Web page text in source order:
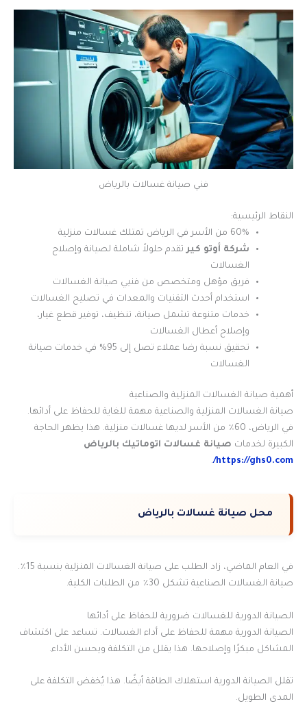
فني صيانة غسالات بالرياض
النقاط الرئيسية:
60% من الأسر في الرياض تمتلك غسالات منزلية
شركة أوتو كير تقدم حلولاً شاملة لصيانة وإصلاح
الغسالات
فريق مؤهل ومتخصص من فنيي صيانة الغسالات
استخدام أحدث التقنيات والمعدات في تصليح الغسالات
خدمات متنوعة تشمل صيانة، تنظيف، توفير قطع غيار،
وإصلاح أعطال الغسالات
تحقيق نسبة رضا عملاء تصل إلى 95% في خدمات صيانة
الغسالات
أهمية صيانة الغسالات المنزلية والصناعية
صيانة الغسالات المنزلية والصناعية مهمة للغاية للحفاظ على أدائها.
في الرياض، 60٪ من الأسر لديها غسالات منزلية. هذا يظهر الحاجة
الكبيرة لخدمات صيانة غسالات اتوماتيك بالرياض
https://ghs0.com/
.
محل صيانة غسالات بالرياض
في العام الماضي، زاد الطلب على صيانة الغسالات المنزلية بنسبة 15٪.
صيانة الغسالات الصناعية تشكل 30٪ من الطلبات الكلية.
الصيانة الدورية للغسالات ضرورية للحفاظ على أدائها
الصيانة الدورية مهمة للحفاظ على أداء الغسالات. تساعد على اكتشاف
المشاكل مبكرًا وإصلاحها. هذا يقلل من التكلفة ويحسن الأداء.
تقلل الصيانة الدورية استهلاك الطاقة أيضًا. هذا يُخفض التكلفة على
المدى الطويل.